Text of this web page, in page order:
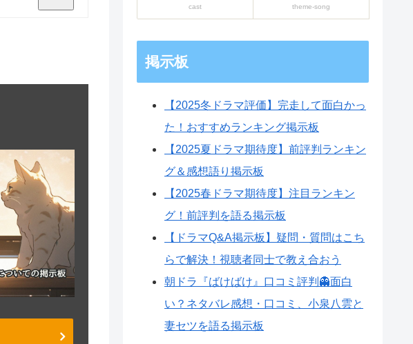
cast theme-song
掲示板
【2025冬ドラマ評価】完走して面白かっ
た！おすすめランキング掲示板
【2025夏ドラマ期待度】前評判ランキン
グ＆感想語り掲示板
【2025春ドラマ期待度】注目ランキン
グ！前評判を語る掲示板
【ドラマQ&A掲示板】疑問・質問はこち
らで解決！視聴者同士で教え合おう
朝ドラ『ばけばけ』口コミ評判👻面白
い？ネタバレ感想・口コミ、小泉八雲と
妻セツを語る掲示板